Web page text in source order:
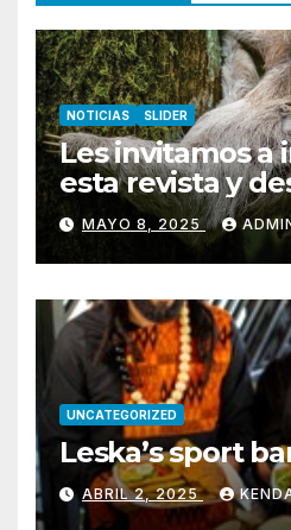
NOTICIAS SLIDER
Les invitamos a
esta revista y
Pococí.
MAYO 8, 2025
UNCATEGORIZED
Leska’s sport
ABRIL 2, 2025